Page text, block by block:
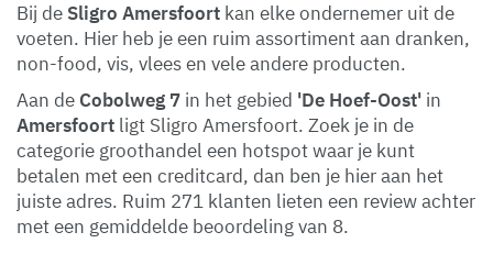
Bij de Sligro Amersfoort kan elke ondernemer uit de
voeten. Hier heb je een ruim assortiment aan dranken,
non-food, vis, vlees en vele andere producten.
Aan de Cobolweg 7 in het gebied 'De Hoef-Oost' in
Amersfoort ligt Sligro Amersfoort. Zoek je in de
categorie groothandel een hotspot waar je kunt
betalen met een creditcard, dan ben je hier aan het
juiste adres. Ruim 271 klanten lieten een review achter
met een gemiddelde beoordeling van 8.